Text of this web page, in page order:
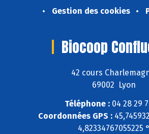
Gestion des cookies
Biocoop
42 cours
69002 Lyon
Téléphone :04 28 29
Coordonnées GPS :
4,82334767055225 °